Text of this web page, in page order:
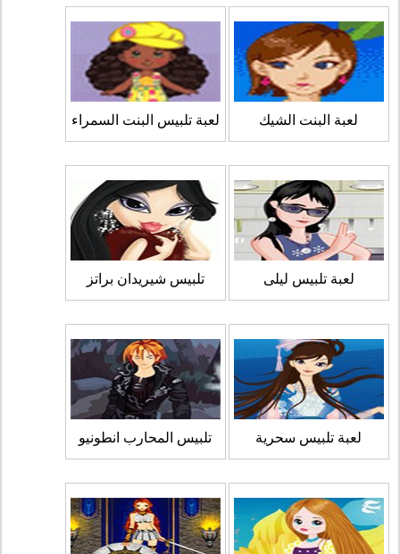
لعبة البنت الشيك لعبة تلبيس البنت السمراء
لعبة تلبيس ليلى تلبيس شيريدان براتز
لعبة تلبيس سحرية تلبيس المحارب انطونيو